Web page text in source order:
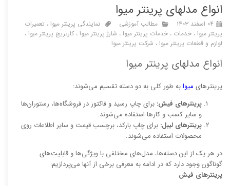
انواع مدلهای پرینتر میوا
۰۴ اسفند ۱۴۰۳ مطالب آموزشی نمایندگی پرینتر میوا ، تعمیرات
پرینتر میوا ، خدمات ، خدمات پرینتر میوا ، شارژ پرینتر میوا ، کارتریج پرینتر میوا ،
لوازم و قطعات پرینتر میوا ، شرکت پرینتر میوا
انواع مدلهای پرینتر میوا
پرینترهای میوابه طور کلی به دو دسته تقسیم می‌شوند:
پرینترهای فیش: برای چاپ رسید و فاکتور در فروشگاه‌ها، رستوران‌ها
و سایر کسب و کارها استفاده می‌شوند.
پرینترهای لیبل: برای چاپ بارکد، برچسب قیمت و سایر اطلاعات روی
محصولات استفاده می‌شوند.
در هر یک از این دسته‌ها، مدل‌های مختلفی با ویژگی‌ها و قابلیت‌های
گوناگون وجود دارد که در ادامه به معرفی برخی از آنها می‌پردازیم:
پرینترهای فیش